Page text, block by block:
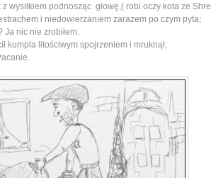
z wysiłkiem podnosząc głowę,( robi oczy kota ze
i niedowierzaniem zarazem po czym pyta;
nic nie zrobiłem.
kumpla litościwym spojrzeniem i mruknął;